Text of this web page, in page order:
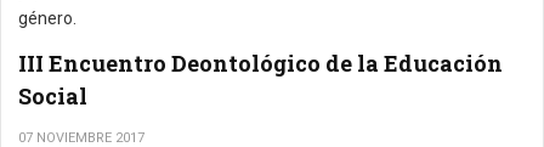
género.
III Encuentro Deontológico de la Educación
Social
07 NOVIEMBRE 2017